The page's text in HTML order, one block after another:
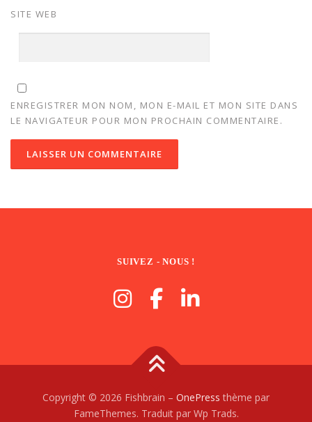
SITE WEB
ENREGISTRER MON NOM, MON E-MAIL ET MON SITE DANS
LE NAVIGATEUR POUR MON PROCHAIN COMMENTAIRE.
SUIVEZ - NOUS !
Copyright © 2026 Fishbrain – OnePress thème par
FameThemes. Traduit par Wp Trads.